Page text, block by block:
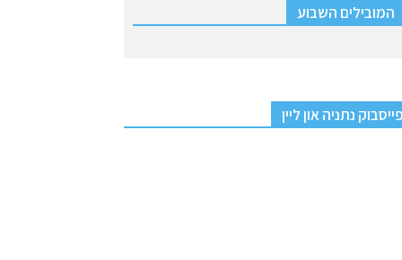
המובילים השבוע
פייסבוק נתניה און ליין